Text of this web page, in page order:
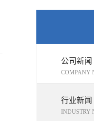
公司新闻
COMPANY
行业新闻
INDUSTRY